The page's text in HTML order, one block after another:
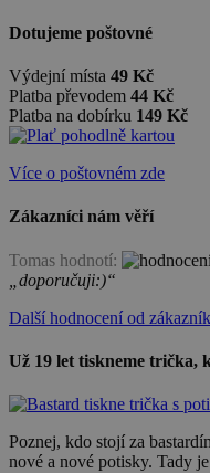
Dotujeme poštovné
Výdejní místa 49 Kč
Platba převodem 44 Kč
Platba na dobírku 149 Kč
Více o poštovném zde
Zákazníci nám věří
Tomas hodnotí:
„doporučuji:)“
Další hodnocení od
Už 19 let tiskneme trička,
Poznej, kdo stojí za
nové a nové potisky. Tady